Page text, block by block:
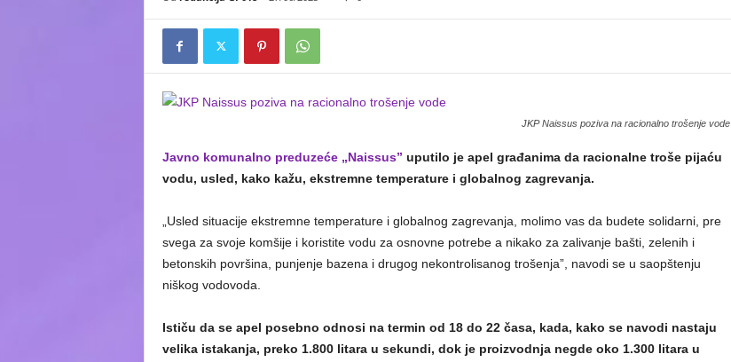
JKP Naissus poziva na racionalno trošenje vode
Javno komunalno preduzeće „Naissus” uputilo je apel građanima da racionalne troše pijaću
vodu, usled, kako kažu, ekstremne temperature i globalnog zagrevanja.
„Usled situacije ekstremne temperature i globalnog zagrevanja, molimo vas da budete solidarni, pre
svega za svoje komšije i koristite vodu za osnovne potrebe a nikako za zalivanje bašti, zelenih i
betonskih površina, punjenje bazena i drugog nekontrolisanog trošenja”, navodi se u saopštenju
niškog vodovoda.
Ističu da se apel posebno odnosi na termin od 18 do 22 časa, kada, kako se navodi nastaju
velika istakanja, preko 1.800 litara u sekundi, dok je proizvodnja negde oko 1.300 litara u